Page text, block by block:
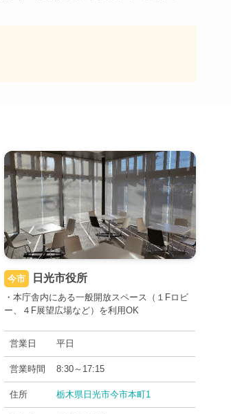
今市 日光市役所
・本庁舎内にある一般開放スペース（１Fロビ
ー、４F展望広場など）を利用OK
営業日 平日
営業時間 8:30～17:15
住所 栃木県日光市今市本町1